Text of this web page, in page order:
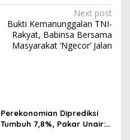
Next post
Bukti Kemanunggalan TNI-
Rakyat, Babinsa Bersama
Masyarakat ‘Ngecor’ Jalan
Perekonomian Diprediksi
Tumbuh 7,8%, Pakar Unair: